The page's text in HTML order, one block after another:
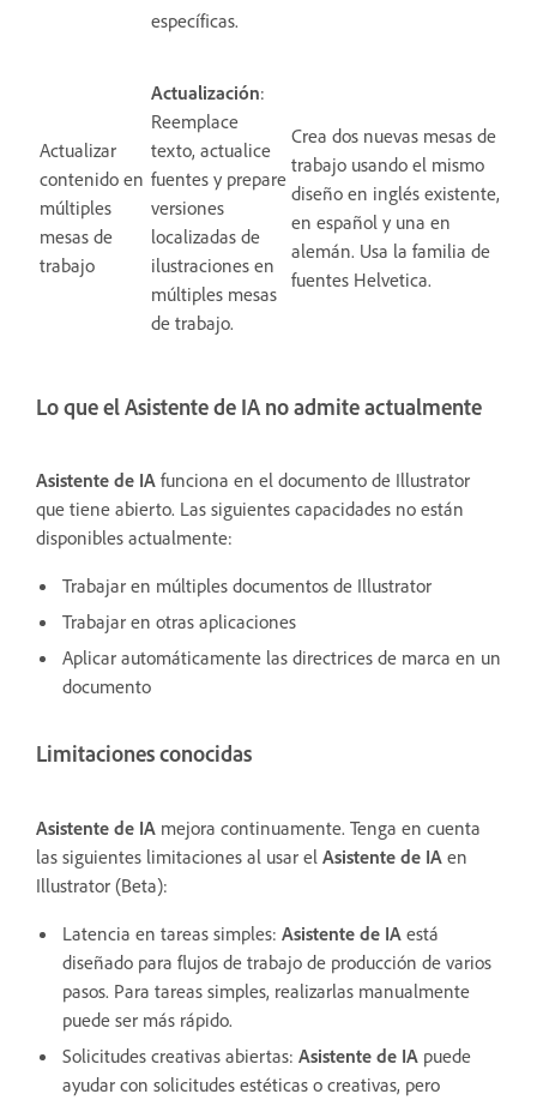
específicas.
Actualizar
contenido en
múltiples
mesas de
trabajo
Actualización:
Reemplace
texto, actualice
fuentes y prepare
versiones
localizadas de
ilustraciones en
múltiples mesas
de trabajo.
Crea dos nuevas mesas de
trabajo usando el mismo
diseño en inglés existente, una
en español y una en
alemán. Usa la familia de
fuentes Helvetica.
Lo que el Asistente de IA no admite actualmente
Asistente de IA funciona en el documento de Illustrator
que tiene abierto. Las siguientes capacidades no están
disponibles actualmente:
Trabajar en múltiples documentos de Illustrator
Trabajar en otras aplicaciones
Aplicar automáticamente las directrices de marca en un
documento
Limitaciones conocidas
Asistente de IA mejora continuamente. Tenga en cuenta
las siguientes limitaciones al usar el Asistente de IA en
Illustrator (Beta):
Latencia en tareas simples: Asistente de IA está
diseñado para flujos de trabajo de producción de varios
pasos. Para tareas simples, realizarlas manualmente
puede ser más rápido.
Solicitudes creativas abiertas: Asistente de IA puede
ayudar con solicitudes estéticas o creativas, pero